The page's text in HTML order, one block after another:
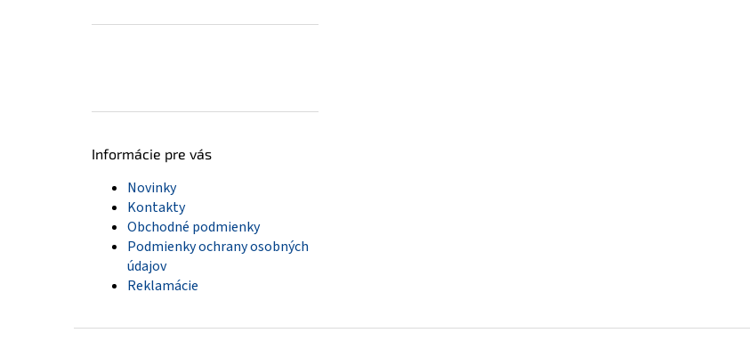
Informácie pre vás
Novinky
Kontakty
Obchodné podmienky
Podmienky ochrany osobných
údajov
Reklamácie